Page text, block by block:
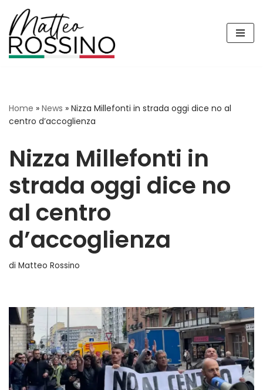
Vai
al
contenuto
Home » News » Nizza Millefonti in strada oggi dice no al
centro d’accoglienza
Nizza Millefonti in
strada oggi dice no
al centro
d’accoglienza
di Matteo Rossino